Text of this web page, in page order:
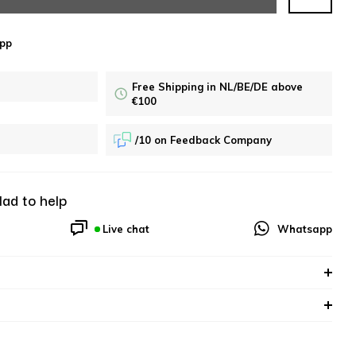
Free Shipping in NL/BE/DE above
€100
/10 on Feedback Company
to help
Live chat Whatsapp